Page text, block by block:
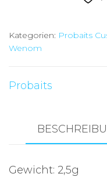
10222
Menge
Kategorien: Probaits
Wenom
Probaits
Gewicht: 2,5g